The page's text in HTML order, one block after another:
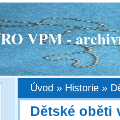
VPM -
Úvod » Historie »
Dětské oběti